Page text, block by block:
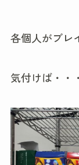
各個人がブレ
気付けば・・・